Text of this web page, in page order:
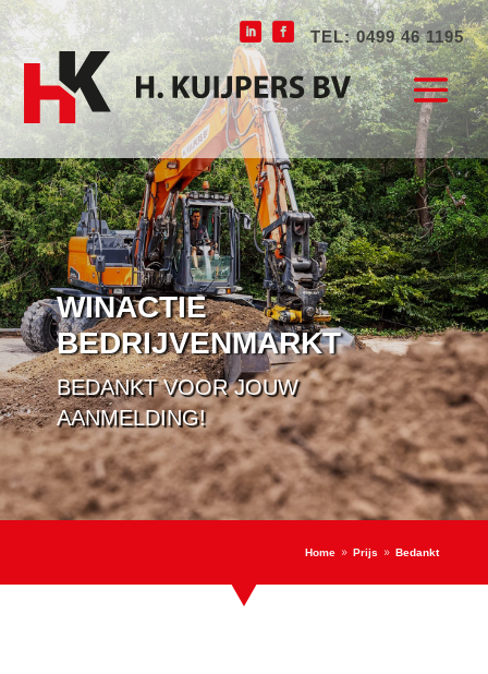
TEL: 0499 46 1195
WINACTIE
BEDRIJVENMARKT
BEDANKT VOOR JOUW
AANMELDING!
Home 9 Prijs 9 Bedankt